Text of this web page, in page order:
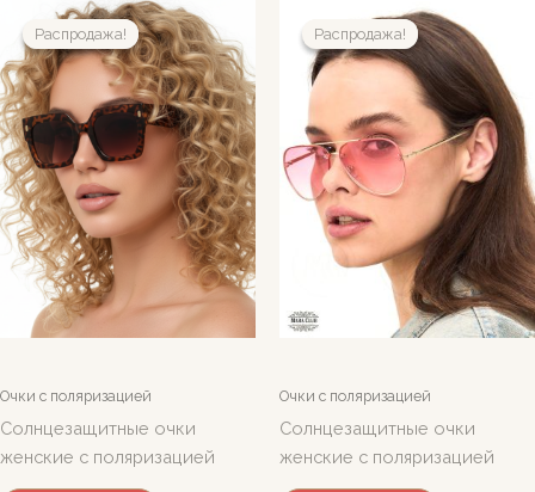
Распродажа!
Распродажа!
Очки с поляризацией
Солнцезащитные очки
женские с поляризацией
Распродажа!
Распродажа!
Очки с поляризацией
Солнцезащитные очки
женские с поляризацией